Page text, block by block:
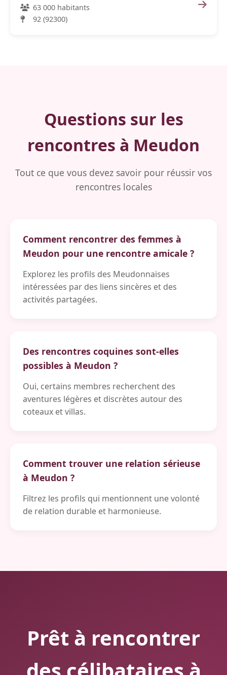
63 000 habitants
92 (92300)
Questions sur les
rencontres à Meudon
Tout ce que vous devez savoir pour réussir vos
rencontres locales
Comment rencontrer des femmes à
Meudon pour une rencontre amicale ?
Explorez les profils des Meudonnaises
intéressées par des liens sincères et des
activités partagées.
Des rencontres coquines sont-elles
possibles à Meudon ?
Oui, certains membres recherchent des
aventures légères et discrètes autour des
coteaux et villas.
Comment trouver une relation sérieuse
à Meudon ?
Filtrez les profils qui mentionnent une volonté
de relation durable et harmonieuse.
Prêt à rencontrer